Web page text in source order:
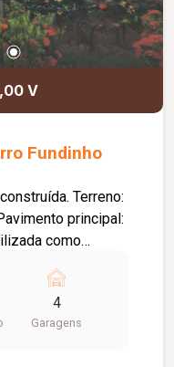
V
Fundinho
Terreno:
como
claraboia e ar-
ampla sacada;
quartos com
4
Garagens